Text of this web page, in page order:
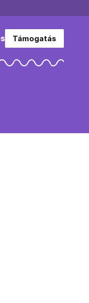
Támogatás